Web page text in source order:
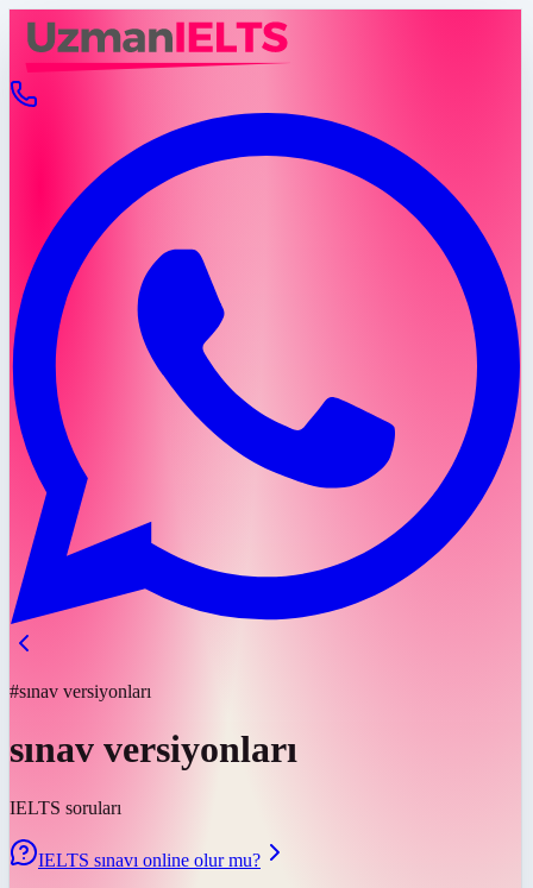
#sınav versiyonları
sınav versiyonları
IELTS soruları
IELTS sınavı online olur mu?